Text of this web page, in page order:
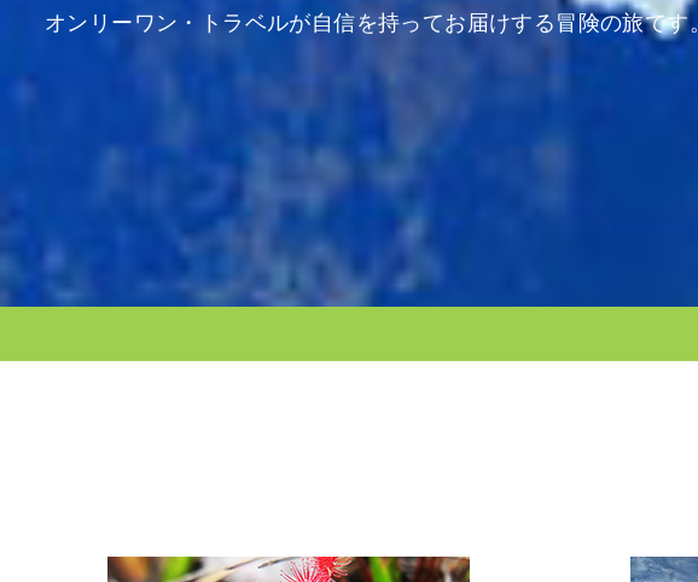
オンリーワン・トラベルが自信を持ってお届けする冒険の旅です。